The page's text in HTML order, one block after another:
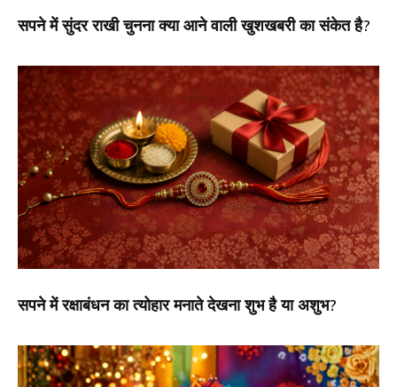
सपने में सुंदर राखी चुनना क्या आने वाली खुशखबरी का संकेत है?
सपने में रक्षाबंधन का त्योहार मनाते देखना शुभ है या अशुभ?